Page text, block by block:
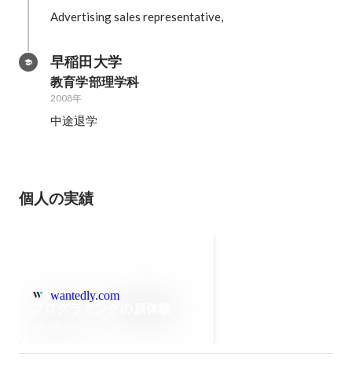
Advertising sales representative,
早稲田大学
教育学部理学科
2008年
中途退学
個人の実績
wantedly.com